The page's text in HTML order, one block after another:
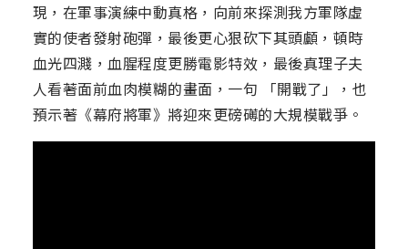
現，在軍事演練中動真格，向前來探測我方軍隊虛
實的使者發射砲彈，最後更心狠砍下其頭顱，頓時
血光四濺，血腥程度更勝電影特效，最後真理子夫
人看著面前血肉模糊的畫面，一句 「開戰了」，也
預示著《幕府將軍》將迎來更磅礡的大規模戰爭。